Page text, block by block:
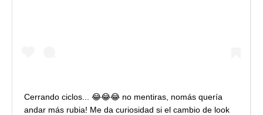
Cerrando ciclos... 😂😂😂 no mentiras, nomás quería
andar más rubia! Me da curiosidad si el cambio de look